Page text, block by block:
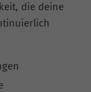
die deine